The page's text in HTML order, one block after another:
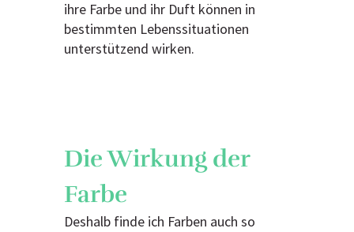
ihre Farbe und ihr Duft können in
bestimmten Lebenssituationen
unterstützend wirken.
Die Wirkung der
Farbe
Deshalb finde ich Farben auch so